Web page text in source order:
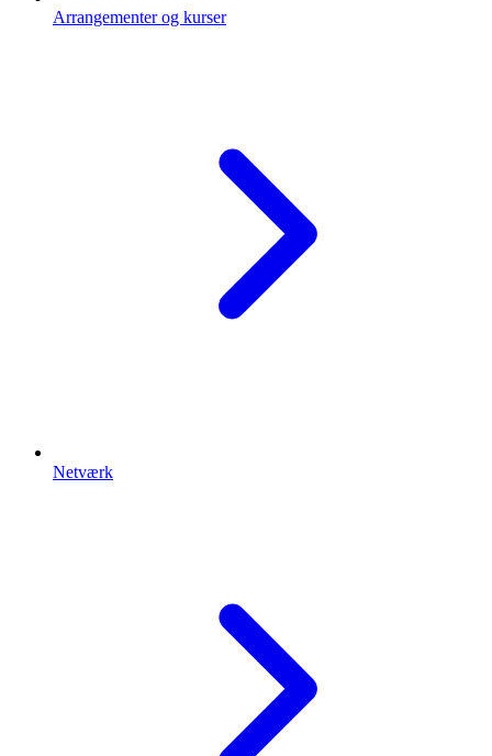
Arrangementer og kurser
Netværk